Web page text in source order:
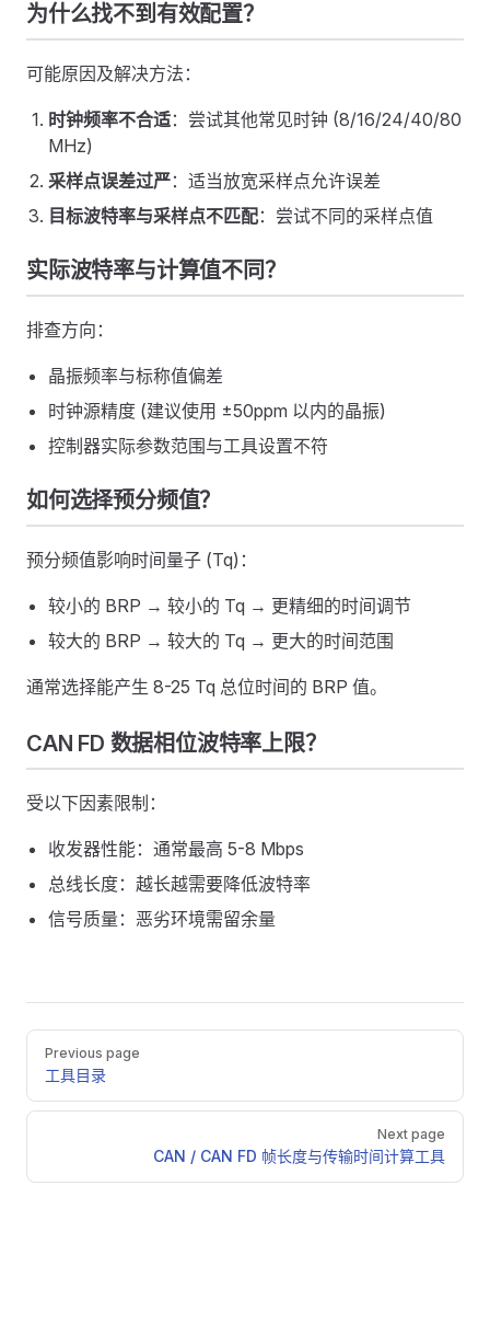
为什么找不到有效配置？
可能原因及解决方法：
时钟频率不合适：尝试其他常见时钟 (8/16/24/40/80
MHz)
采样点误差过严：适当放宽采样点允许误差
目标波特率与采样点不匹配：尝试不同的采样点值
实际波特率与计算值不同？
排查方向：
晶振频率与标称值偏差
时钟源精度 (建议使用 ±50ppm 以内的晶振)
控制器实际参数范围与工具设置不符
如何选择预分频值？
预分频值影响时间量子 (Tq)：
较小的 BRP → 较小的 Tq → 更精细的时间调节
较大的 BRP → 较大的 Tq → 更大的时间范围
通常选择能产生 8-25 Tq 总位时间的 BRP 值。
CAN FD 数据相位波特率上限？
受以下因素限制：
收发器性能：通常最高 5-8 Mbps
总线长度：越长越需要降低波特率
信号质量：恶劣环境需留余量
Pager
Previous page
工具目录
Next page
CAN / CAN FD 帧长度与传输时间计算工具